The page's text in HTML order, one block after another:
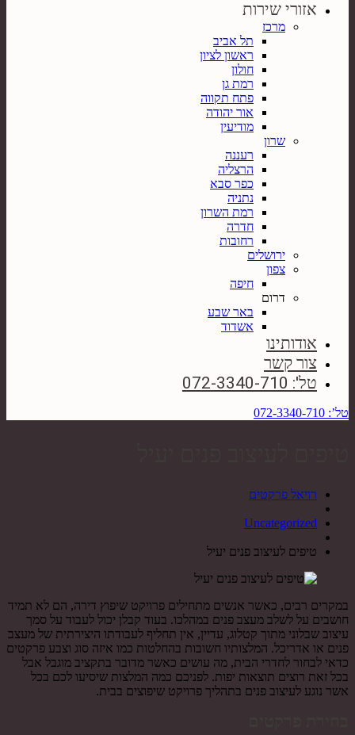
אזורי שירות
מרכז
תל אביב
ראשון לציון
חולון
רמת גן
פתח תקווה
אור יהודה
מודיעין
שרון
רעננה
הרצליה
כפר סבא
נתניה
רמת השרון
חדרה
רחובות
ירושלים
צפון
חיפה
דרום
באר שבע
אשדוד
אודותינו
צור קשר
טל': 072-3340-710
טל’: 072-3340-710
רויאל פרקטים
Uncategorized
טיפים לעיצוב פנים יעיל
במקרים רבים, כאשר אנשים מתחילים פרויקט שיפוץ דירה, הם לא תמיד
חושבים על לשלב מעצב פנים במהלכו. בעוד קבלן יכול לעבוד על סמך
עיצוב שבלוני מתוך קטלוג, עדיין, אין תחליף לעבודתו היצירתית של מעצב
פנים או אדריכל. המלצותיו חשובות בהחלטות כמו איזה סוג וצבע פרקטים
כדאי לבחור לחדרי הבית, מה עושים כאשר מדובר בתקציב מוגבל אבל
בכל זאת רוצים תוצאות יפות. לפניכם כמה המלצות שיסיעו לכם בכל
אשר נוגע לעיצוב פנים בתהליך פרויקט שיפוצים בבית.